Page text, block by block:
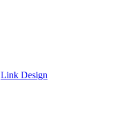
Link Design